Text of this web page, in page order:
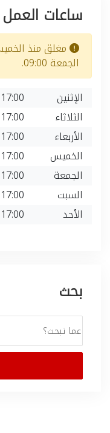
ساعات العمل
الجمعة 09:00.
الإثنين
الثلاثاء
الأربعاء
الخميس
الجمعة
السبت
الأحد
بحث